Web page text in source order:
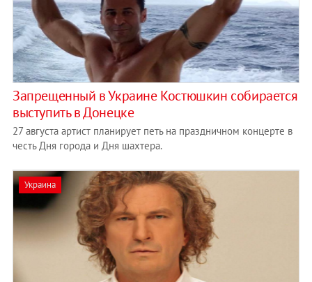
Запрещенный в Украине Костюшкин собирается
выступить в Донецке
27 августа артист планирует петь на праздничном концерте в
честь Дня города и Дня шахтера.
Украина